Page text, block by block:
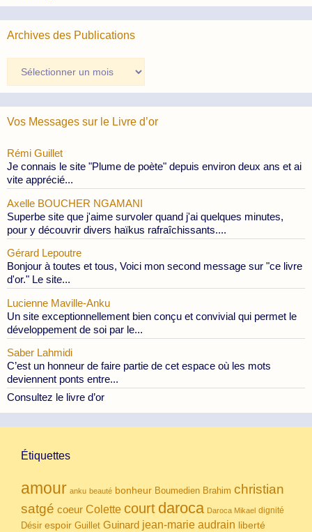
Archives des Publications
des
Publications
Vos Messages sur le Livre d’or
Rémi Guillet
Je connais le site "Plume de poète" depuis environ deux ans et ai
vite apprécié...
Axelle BOUCHER NGAMANI
Superbe site que j'aime survoler quand j'ai quelques minutes,
pour y découvrir divers haïkus rafraîchissants....
Gérard Lepoutre
Bonjour à toutes et tous, Voici mon second message sur "ce livre
d'or." Le site...
Lucienne Maville-Anku
Un site exceptionnellement bien conçu et convivial qui permet le
développement de soi par le...
Saber Lahmidi
C’est un honneur de faire partie de cet espace où les mots
deviennent ponts entre...
Consultez le livre d’or
Étiquettes
amour anku beauté bonheur Boumedien Brahim christian
satgé coeur Colette court daroca Daroca Mikael dignité
Désir espoir Guillet Guinard jean-marie audrain liberté